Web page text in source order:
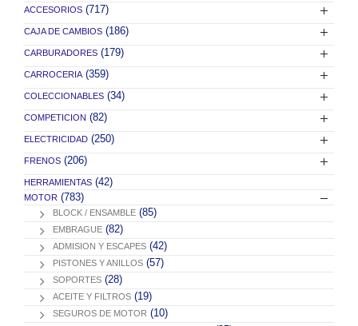
ACCESORIOS (717)
CAJA DE CAMBIOS (186)
CARBURADORES (179)
CARROCERIA (359)
COLECCIONABLES (34)
COMPETICION (82)
ELECTRICIDAD (250)
FRENOS (206)
HERRAMIENTAS (42)
MOTOR (783)
BLOCK / ENSAMBLE (85)
EMBRAGUE (82)
ADMISION Y ESCAPES (42)
PISTONES Y ANILLOS (57)
SOPORTES (28)
ACEITE Y FILTROS (19)
SEGUROS DE MOTOR (10)